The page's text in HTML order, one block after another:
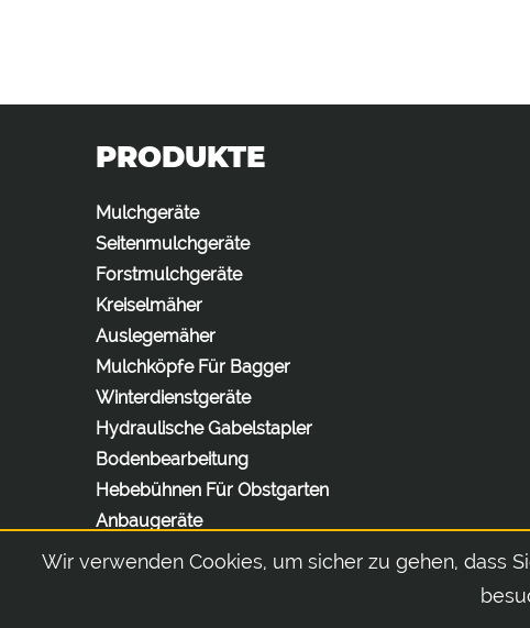
PRODUKTE
Mulchgeräte
Seitenmulchgeräte
Forstmulchgeräte
Kreiselmäher
Auslegemäher
Mulchköpfe Für Bagger
Winterdienstgeräte
Hydraulische Gabelstapler
Bodenbearbeitung
Hebebühnen Für Obstgarten
Anbaugeräte
© 2026 Orsi Group S.r.l. | Via S.Andrea, 2a - Mascarino di Castello d'Argile
Wir verwenden Cookies, um sicher zu gehen, dass